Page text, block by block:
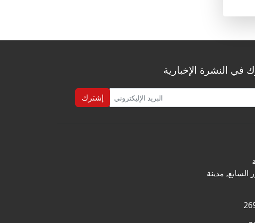
في النشرة الإخبارية
إشترك
مدينة